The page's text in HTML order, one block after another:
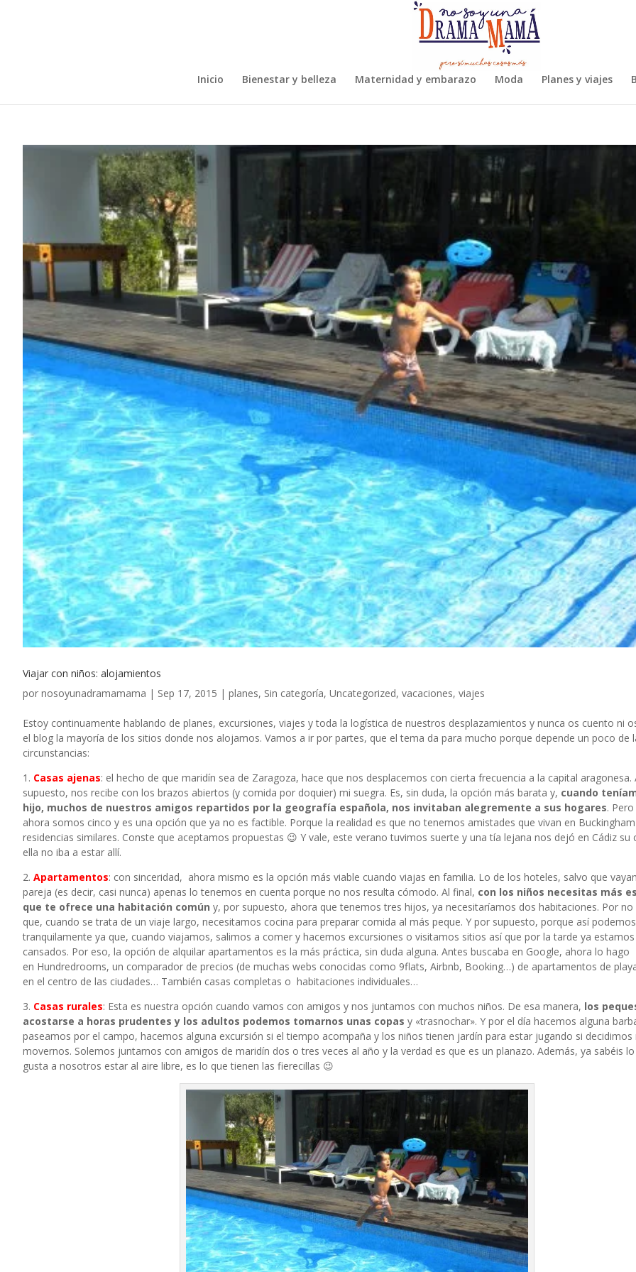
Inicio Bienestar y belleza Maternidad y embarazo Moda Planes y viajes
Viajar con niños: alojamientos
por nosoyunadramamama | Sep 17, 2015 | planes, Sin categoría, Uncategorized, vacaciones, viajes
Estoy continuamente hablando de planes, excursiones, viajes y toda la logística de nuestros desplazamientos y nunca os cuento ni
el blog la mayoría de los sitios donde nos alojamos. Vamos a ir por partes, que el tema da para mucho porque depende un poco de
circunstancias:
1. Casas ajenas: el hecho de que maridín sea de Zaragoza, hace que nos desplacemos con cierta frecuencia a la capital aragonesa.
supuesto, nos recibe con los brazos abiertos (y comida por doquier) mi suegra. Es, sin duda, la opción más barata y, cuando
hijo, muchos de nuestros amigos repartidos por la geografía española, nos invitaban alegremente a sus hogares.
ahora somos cinco y es una opción que ya no es factible. Porque la realidad es que no tenemos amistades que vivan en
residencias similares. Conste que aceptamos propuestas 😉 Y vale, este verano tuvimos suerte y una tía lejana nos dejó en Cádiz su
ella no iba a estar allí.
2. Apartamentos: con sinceridad, ahora mismo es la opción más viable cuando viajas en familia. Lo de los hoteles, salvo que
pareja (es decir, casi nunca) apenas lo tenemos en cuenta porque no nos resulta cómodo. Al final, con los niños necesitas más
que te ofrece una habitación común y, por supuesto, ahora que tenemos tres hijos, ya necesitaríamos dos habitaciones. Por no
que, cuando se trata de un viaje largo, necesitamos cocina para preparar comida al más peque. Y por supuesto, porque así
tranquilamente ya que, cuando viajamos, salimos a comer y hacemos excursiones o visitamos sitios así que por la tarde ya
cansados. Por eso, la opción de alquilar apartamentos es la más práctica, sin duda alguna. Antes buscaba en Google, ahora lo hago
en Hundredrooms, un comparador de precios (de muchas webs conocidas como 9flats, Airbnb, Booking…) de apartamentos de
en el centro de las ciudades… También casas completas o habitaciones individuales…
3. Casas rurales: Esta es nuestra opción cuando vamos con amigos y nos juntamos con muchos niños. De esa manera, los
acostarse a horas prudentes y los adultos podemos tomarnos unas copas y «trasnochar». Y por el día hacemos alguna
paseamos por el campo, hacemos alguna excursión si el tiempo acompaña y los niños tienen jardín para estar jugando si decidimos
movernos. Solemos juntarnos con amigos de maridín dos o tres veces al año y la verdad es que es un planazo. Además, ya sabéis
gusta a nosotros estar al aire libre, es lo que tienen las fierecillas 😉